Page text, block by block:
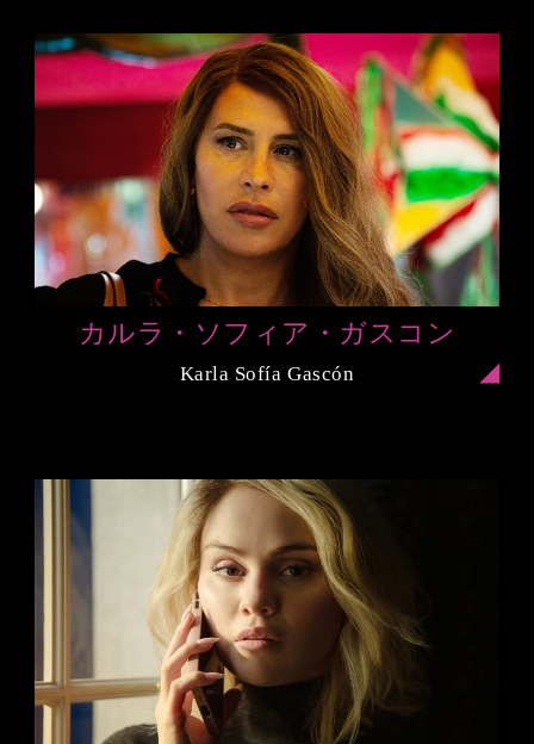
カルラ・ソフィア・ガスコン
Karla Sofía Gascón